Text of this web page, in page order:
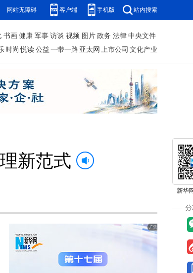
网站无障碍 客户端 手机版 站内搜索
书画 健康 军事 访谈 视频 图片 政务 法律 中央文件
时尚 悦读 公益 一带一路 亚太网 上市公司 文化产业
新范式